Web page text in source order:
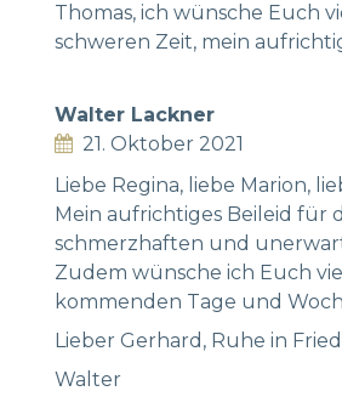
Thomas, ich wünsche Euch
schweren Zeit, mein
Walter Lackner
21. Oktober 2021
Liebe Regina, liebe Marion,
Mein aufrichtiges Beileid für
schmerzhaften und
Zudem wünsche ich Euch
kommenden Tage und
Lieber Gerhard, Ruhe in
Walter